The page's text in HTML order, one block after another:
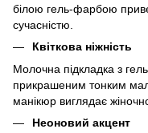
білою гель-фарбою
сучасністю.
Квіткова ніжність
Молочна підкладка з
прикрашеним тонким
манікюр виглядає
Неоновий акцент